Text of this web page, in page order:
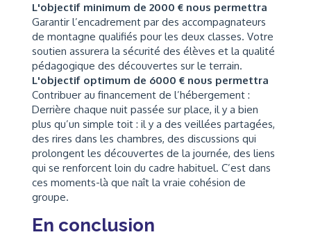
L'objectif minimum de 2000 € nous permettra
Garantir l’encadrement par des accompagnateurs
de montagne qualifiés pour les deux classes. Votre
soutien assurera la sécurité des élèves et la qualité
pédagogique des découvertes sur le terrain.
L'objectif optimum de 6000 € nous permettra
Contribuer au financement de l’hébergement :
Derrière chaque nuit passée sur place, il y a bien
plus qu’un simple toit : il y a des veillées partagées,
des rires dans les chambres, des discussions qui
prolongent les découvertes de la journée, des liens
qui se renforcent loin du cadre habituel. C’est dans
ces moments-là que naît la vraie cohésion de
groupe.
En conclusion